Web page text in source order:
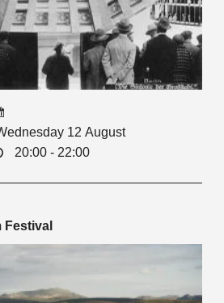
12 August
20:00 - 22:00
Festival